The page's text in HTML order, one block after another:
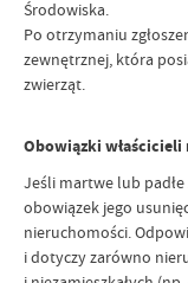
Środowiska.
Po otrzymaniu
zewnętrznej, która
zwierząt.
Obowiązki
Jeśli martwe lub
obowiązek jego
nieruchomości.
i dotyczy zarówno